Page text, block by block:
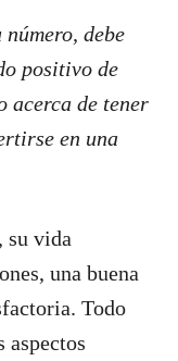
debe
positivo de
acerca de tener
en una
su vida
una buena
Todo
aspectos